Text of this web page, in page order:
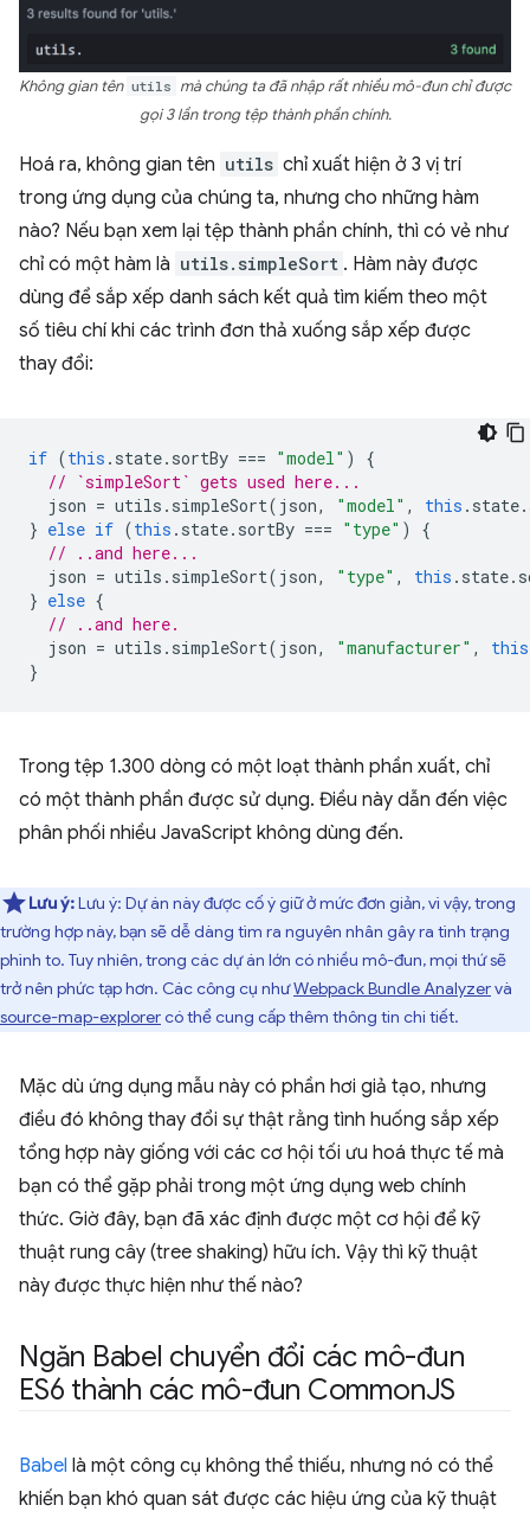
Không gian tên utils mà chúng ta đã nhập rất nhiều mô-đun chỉ được
gọi 3 lần trong tệp thành phần chính.
Hoá ra, không gian tên utils chỉ xuất hiện ở 3 vị trí
trong ứng dụng của chúng ta, nhưng cho những hàm
nào? Nếu bạn xem lại tệp thành phần chính, thì có vẻ như
chỉ có một hàm là utils.simpleSort . Hàm này được
dùng để sắp xếp danh sách kết quả tìm kiếm theo một
số tiêu chí khi các trình đơn thả xuống sắp xếp được
thay đổi:
if (this . state. sortBy === "model" )
{
// `simpleSort` gets used here...
json = utils . simpleSort( json, "model" , this . state.
} else if (this . state. sortBy === "type" )
{
// ..and here...
json = utils . simpleSort( json, "type" , this . state.
} else {
// ..and here.
json = utils . simpleSort( json, "manufacturer" , this
}
Trong tệp 1.300 dòng có một loạt thành phần xuất, chỉ
có một thành phần được sử dụng. Điều này dẫn đến việc
phân phối nhiều JavaScript không dùng đến.
Lưu ý:Lưu ý: Dự án này được cố ý giữ ở mức đơn giản, vì vậy, trong
trường hợp này, bạn sẽ dễ dàng tìm ra nguyên nhân gây ra tình trạng
phình to. Tuy nhiên, trong các dự án lớn có nhiều mô-đun, mọi thứ sẽ
trở nên phức tạp hơn. Các công cụ nhưWebpack Bundle Analyzervà
source-map-explorercó thể cung cấp thêm thông tin chi tiết.
Mặc dù ứng dụng mẫu này có phần hơi giả tạo, nhưng
điều đó không thay đổi sự thật rằng tình huống sắp xếp
tổng hợp này giống với các cơ hội tối ưu hoá thực tế mà
bạn có thể gặp phải trong một ứng dụng web chính
thức. Giờ đây, bạn đã xác định được một cơ hội để kỹ
thuật rung cây (tree shaking) hữu ích. Vậy thì kỹ thuật
này được thực hiện như thế nào?
Ngăn Babel chuyển đổi các mô-đun
ES6 thành các mô-đun CommonJS
Babel là một công cụ không thể thiếu, nhưng nó có thể
khiến bạn khó quan sát được các hiệu ứng của kỹ thuật